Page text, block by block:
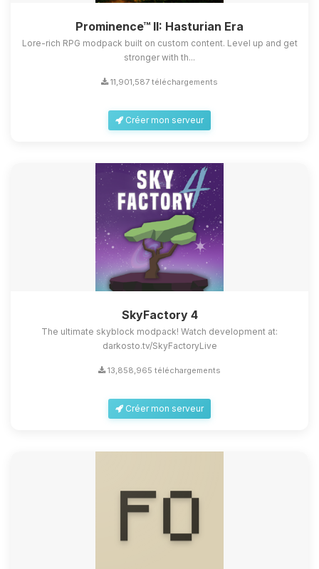
Prominence™ II: Hasturian Era
Lore-rich RPG modpack built on custom content. Level up and get
stronger with th...
11,901,587 téléchargements
Créer mon serveur
SkyFactory 4
The ultimate skyblock modpack! Watch development at:
darkosto.tv/SkyFactoryLive
13,858,965 téléchargements
Créer mon serveur